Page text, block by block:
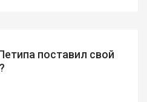
поставил свой